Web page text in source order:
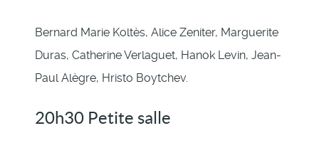
Bernard Marie Koltès, Alice Zeniter, Marguerite
Duras, Catherine Verlaguet, Hanok Levin, Jean-
Paul Alègre, Hristo Boytchev.
20h30 Petite salle